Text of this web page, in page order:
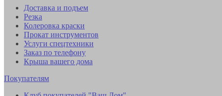
Доставка и подъем
Резка
Колеровка краски
Прокат инструментов
Услуги спецтехники
Заказ по телефону
Крыша вашего дома
Покупателям